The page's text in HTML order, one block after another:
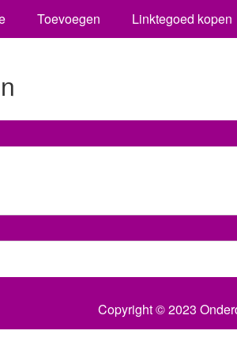
Toevoegen Linktegoed kopen
Copyright © 2023